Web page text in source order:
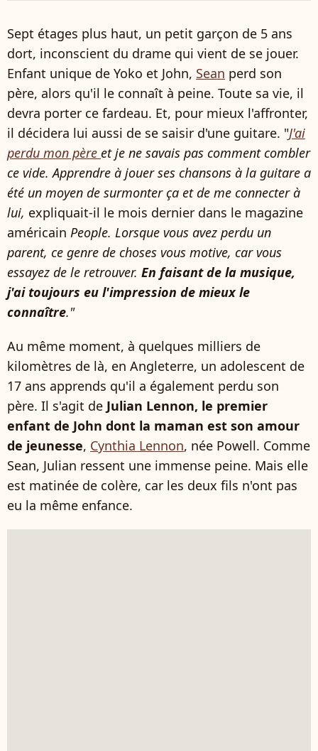
Sept étages plus haut, un petit garçon de 5 ans
dort, inconscient du drame qui vient de se jouer.
Enfant unique de Yoko et John, Sean perd son
père, alors qu'il le connaît à peine. Toute sa vie, il
devra porter ce fardeau. Et, pour mieux l'affronter,
il décidera lui aussi de se saisir d'une guitare. "J'ai
perdu mon père et je ne savais pas comment combler
ce vide. Apprendre à jouer ses chansons à la guitare a
été un moyen de surmonter ça et de me connecter à
lui, expliquait-il le mois dernier dans le magazine
américain People. Lorsque vous avez perdu un
parent, ce genre de choses vous motive, car vous
essayez de le retrouver. En faisant de la musique,
j'ai toujours eu l'impression de mieux le
connaître."
Au même moment, à quelques milliers de
kilomètres de là, en Angleterre, un adolescent de
17 ans apprends qu'il a également perdu son
père. Il s'agit de Julian Lennon, le premier
enfant de John dont la maman est son amour
de jeunesse, Cynthia Lennon, née Powell. Comme
Sean, Julian ressent une immense peine. Mais elle
est matinée de colère, car les deux fils n'ont pas
eu la même enfance.